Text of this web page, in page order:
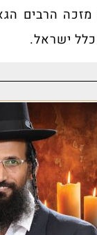
הרבים
ישראל.